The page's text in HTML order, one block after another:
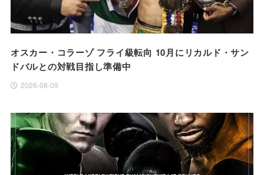
オスカー・コラーゾ フライ級転向 10月にリカルド・サン
ドバルとの対戦目指し準備中
2026-08-09